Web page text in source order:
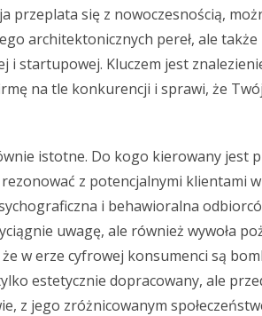
przeplata się z nowoczesnością,
architektonicznych pereł, ale także
i startupowej. Kluczem jest
na tle konkurencji i sprawi, że
istotne. Do kogo kierowany jest
z potencjalnymi klientami
i behawioralna
uwagę, ale również wywoła
w erze cyfrowej konsumenci są
estetycznie dopracowany, ale
z jego zróżnicowanym